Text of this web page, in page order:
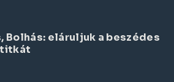
Bolhás: eláruljuk a beszédes
titkát